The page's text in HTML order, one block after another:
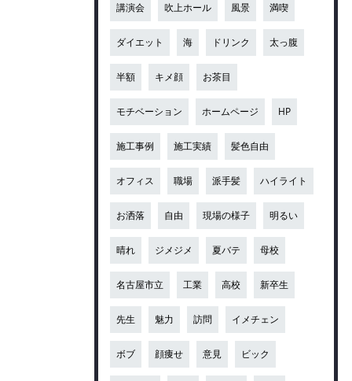
講演会 吹上ホール 風景 満喫
ダイエット 海 ドリンク 太っ腹
半額 キメ顔 お茶目
モチベーション ホームページ HP
施工事例 施工実績 髪色自由
オフィス 職場 派手髪 ハイライト
お洒落 自由 現場の様子 明るい
晴れ ジメジメ 夏バテ 母校
名古屋市立 工業 高校 新卒生
先生 魅力 訪問 イメチェン
ボブ 顔痩せ 意見 ビック